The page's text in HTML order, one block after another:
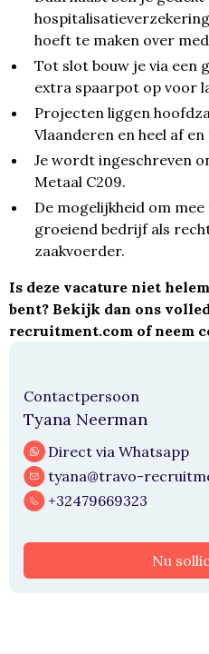
hoeft te maken over
Tot slot bouw je via een
extra spaarpot op voor
Projecten liggen
Vlaanderen en heel af
Je wordt ingeschreven
Metaal C209.
De mogelijkheid om
groeiend bedrijf als
zaakvoerder.
Is deze vacature niet
bent? Bekijk dan ons
recruitment.com of neem
Contactpersoon
Tyana Neerman
Direct via Whatsapp
tyana@travo-
+32479669323
Nu